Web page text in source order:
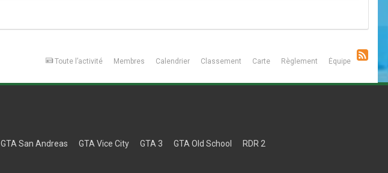
Toute l’activité Membres Calendrier Classement Carte Règlement Équipe
GTA San Andreas GTA Vice City GTA 3 GTA Old School RDR 2